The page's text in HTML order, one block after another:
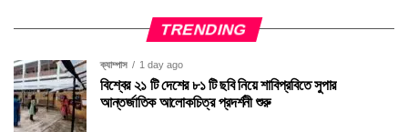
TRENDING
ক্যাম্পাস 1 day ago
বিশ্বের ২১ টি দেশের ৮১ টি ছবি নিয়ে শাবিপ্রবিতে সুপার
আন্তর্জাতিক আলোকচিত্র প্রদর্শনী শুরু